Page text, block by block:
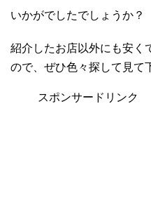
いかがでしたでしょうか？
紹介したお店以外にも安く
ので、ぜひ色々探して見て
スポンサードリンク